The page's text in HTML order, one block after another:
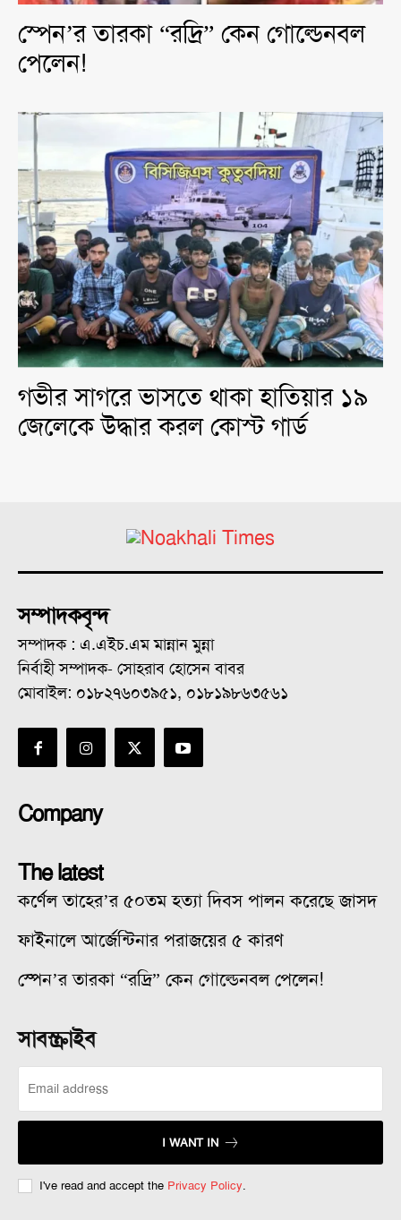
স্পেন’র তারকা “রদ্রি” কেন গোল্ডেনবল
পেলেন!
গভীর সাগরে ভাসতে থাকা হাতিয়ার ১৯
জেলেকে উদ্ধার করল কোস্ট গার্ড
সম্পাদকবৃন্দ
সম্পাদক : এ.এইচ.এম মান্নান মুন্না
নির্বাহী সম্পাদক- সোহরাব হোসেন বাবর
মোবাইল: ০১৮২৭৬০৩৯৫১, ০১৮১৯৮৬৩৫৬১
Company
The latest
কর্ণেল তাহের’র ৫০তম হত্যা দিবস পালন করেছে জাসদ
ফাইনালে আর্জেন্টিনার পরাজয়ের ৫ কারণ
স্পেন’র তারকা “রদ্রি” কেন গোল্ডেনবল পেলেন!
সাবস্ক্রাইব
I WANT IN
I've read and accept the Privacy Policy.